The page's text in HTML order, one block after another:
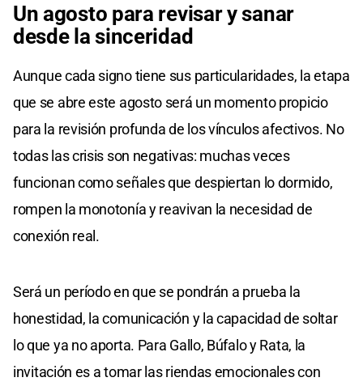
Un agosto para revisar y sanar
desde la sinceridad
Aunque cada signo tiene sus particularidades, la etapa
que se abre este agosto será un momento propicio
para la revisión profunda de los vínculos afectivos. No
todas las crisis son negativas: muchas veces
funcionan como señales que despiertan lo dormido,
rompen la monotonía y reavivan la necesidad de
conexión real.
Será un período en que se pondrán a prueba la
honestidad, la comunicación y la capacidad de soltar
lo que ya no aporta. Para Gallo, Búfalo y Rata, la
invitación es a tomar las riendas emocionales con